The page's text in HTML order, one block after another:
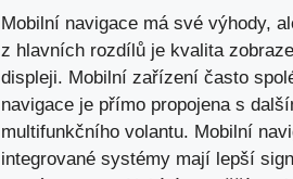
Mobilní navigace má své výhody,
z hlavních rozdílů je kvalita
displeji. Mobilní zařízení často
navigace je přímo propojena s
multifunkčního volantu. Mobilní
integrované systémy mají lepší